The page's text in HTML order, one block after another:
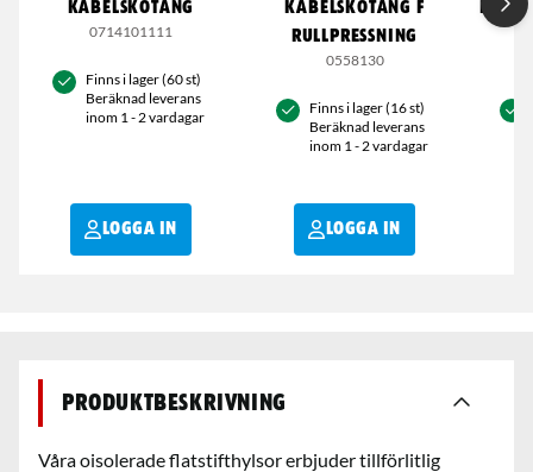
KABELSKOTÅNG
0714101111
Finns i lager (60 st)
Beräknad leverans
inom 1 - 2 vardagar
LOGGA IN
KABELSKOTÅNG F
RULLPRESSNING
0558130
Finns i lager (16 st)
Beräknad leverans
inom 1 - 2 vardagar
LOGGA IN
Produktbeskrivning
Våra oisolerade flatstifthylsor erbjuder tillförlitlig